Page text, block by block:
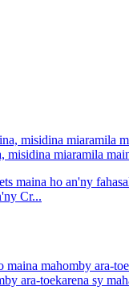
misidina miaramila
Cr...
ara-toekarena sy